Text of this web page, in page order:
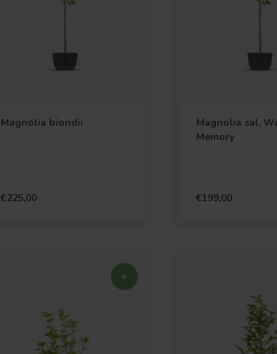
Magnolia biondii
€225,00
Magnolia sal.
Memory
€199,00